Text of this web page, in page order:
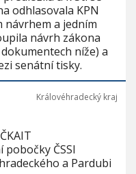
odhlasovala KPN
návrhem a jedním
návrh zákona
níže) a
senátní tisky.
Královéhradecký kraj
ČSSI
a Pardubi